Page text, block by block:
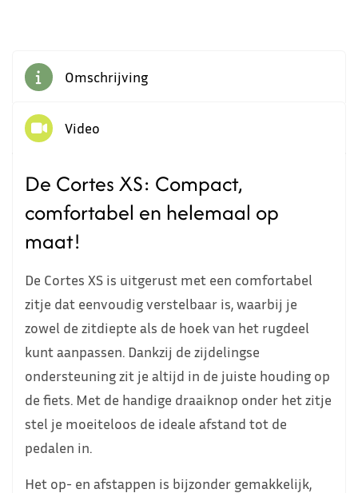
Omschrijving
Video
De Cortes XS: Compact,
comfortabel en helemaal op
maat!
De Cortes XS is uitgerust met een comfortabel
zitje dat eenvoudig verstelbaar is, waarbij je
zowel de zitdiepte als de hoek van het rugdeel
kunt aanpassen. Dankzij de zijdelingse
ondersteuning zit je altijd in de juiste houding op
de fiets. Met de handige draaiknop onder het zitje
stel je moeiteloos de ideale afstand tot de
pedalen in.
Het op- en afstappen is bijzonder gemakkelijk,